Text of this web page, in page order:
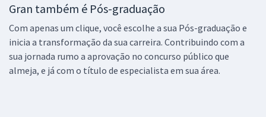
Gran também é Pós-graduação
Com apenas um clique, você escolhe a sua Pós-graduação e
inicia a transformação da sua carreira. Contribuindo com a
sua jornada rumo a aprovação no concurso público que
almeja, e já com o título de especialista em sua área.